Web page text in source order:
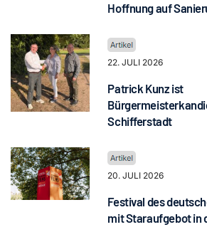
Hoffnung auf
22. JULI 2026
Patrick Kunz ist
Schifferstadt
20. JULI 2026
Festival des
mit Staraufgebot in